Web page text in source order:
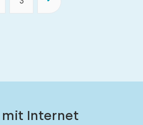
mit Internet